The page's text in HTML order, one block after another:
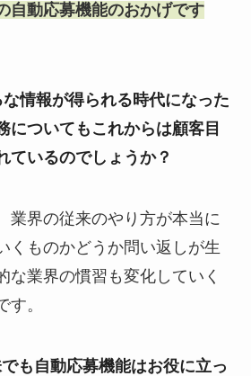
自動応募機能のおかげです
情報が得られる時代になった
についてもこれからは顧客目
ているのでしょうか？
業界の従来のやり方が本当に
くものかどうか問い返しが生
な業界の慣習も変化していく
。
も自動応募機能はお役に立っ